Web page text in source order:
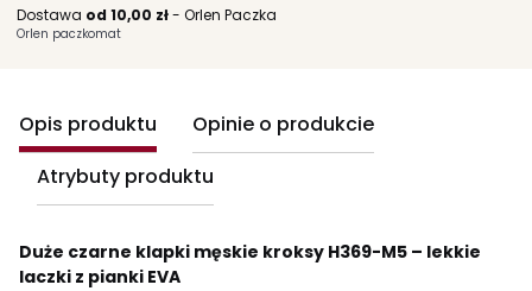
Dostawa od 10,00 zł- Orlen Paczka
Orlen paczkomat
Opis produktu
Opinie o produkcie
Atrybuty produktu
Duże czarne klapki męskie kroksy H369-M5 – lekkie
laczki z pianki EVA